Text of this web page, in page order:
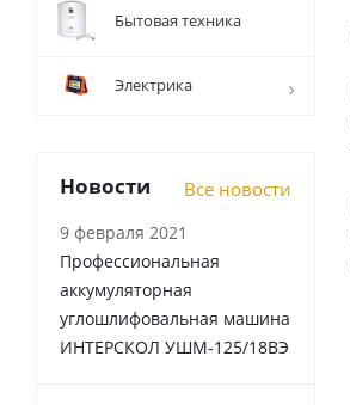
Бытовая техника
Электрика
Новости Все новости
9 февраля 2021
Профессиональная
аккумуляторная
углошлифовальная машина
ИНТЕРСКОЛ УШМ-125/18ВЭ